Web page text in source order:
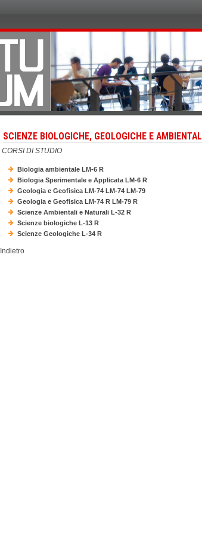
SCIENZE BIOLOGICHE, GEOLOGICHE E AMBIENTALI
CORSI DI STUDIO
Biologia ambientale LM-6 R
Biologia Sperimentale e Applicata LM-6 R
Geologia e Geofisica LM-74 LM-74 LM-79
Geologia e Geofisica LM-74 R LM-79 R
Scienze Ambientali e Naturali L-32 R
Scienze biologiche L-13 R
Scienze Geologiche L-34 R
Indietro